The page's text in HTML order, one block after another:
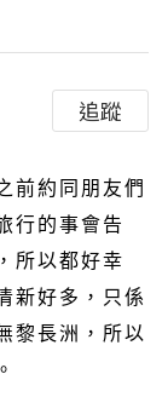
追蹤
前約同朋友們
行的事會告
所以都好幸
新好多，只係
黎長洲，所以